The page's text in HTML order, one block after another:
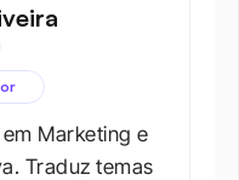
Marketing e
Traduz temas